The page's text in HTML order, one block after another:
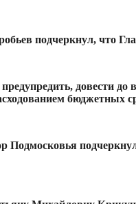
подчеркнул, что
довести до
Подмосковья